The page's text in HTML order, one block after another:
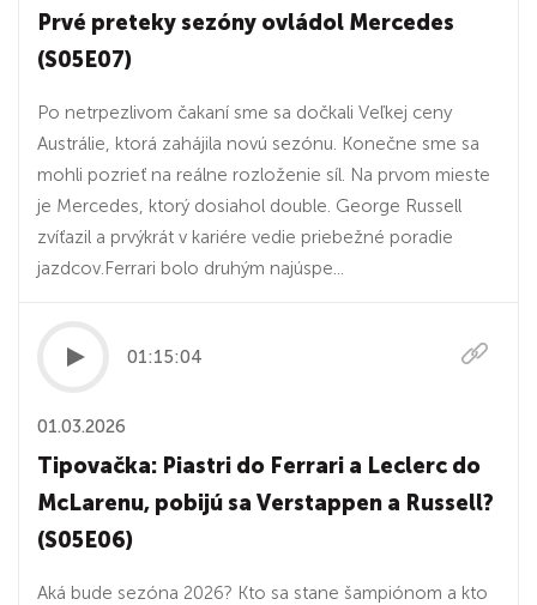
Prvé preteky sezóny ovládol Mercedes
(S05E07)
Po netrpezlivom čakaní sme sa dočkali Veľkej ceny
Austrálie, ktorá zahájila novú sezónu. Konečne sme sa
mohli pozrieť na reálne rozloženie síl. Na prvom mieste
je Mercedes, ktorý dosiahol double. George Russell
zvíťazil a prvýkrát v kariére vedie priebežné poradie
jazdcov.Ferrari bolo druhým najúspe...
01:15:04
01.03.2026
Tipovačka: Piastri do Ferrari a Leclerc do
McLarenu, pobijú sa Verstappen a Russell?
(S05E06)
Aká bude sezóna 2026? Kto sa stane šampiónom a kto